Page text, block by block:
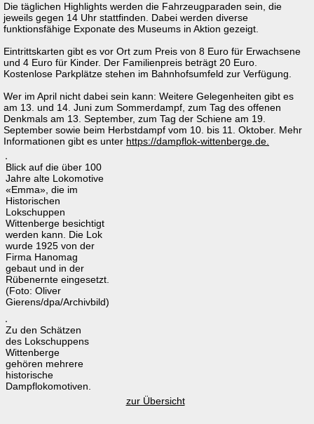
Die täglichen Highlights werden die Fahrzeugparaden sein, die
jeweils gegen 14 Uhr stattfinden. Dabei werden diverse
funktionsfähige Exponate des Museums in Aktion gezeigt.
Eintrittskarten gibt es vor Ort zum Preis von 8 Euro für Erwachsene
und 4 Euro für Kinder. Der Familienpreis beträgt 20 Euro.
Kostenlose Parkplätze stehen im Bahnhofsumfeld zur Verfügung.
Wer im April nicht dabei sein kann: Weitere Gelegenheiten gibt es
am 13. und 14. Juni zum Sommerdampf, zum Tag des offenen
Denkmals am 13. September, zum Tag der Schiene am 19.
September sowie beim Herbstdampf vom 10. bis 11. Oktober. Mehr
Informationen gibt es unter https://dampflok-wittenberge.de.
Blick auf die über 100
Jahre alte Lokomotive
«Emma», die im
Historischen
Lokschuppen
Wittenberge besichtigt
werden kann. Die Lok
wurde 1925 von der
Firma Hanomag
gebaut und in der
Rübenernte eingesetzt.
(Foto: Oliver
Gierens/dpa/Archivbild)
Zu den Schätzen
des Lokschuppens
Wittenberge
gehören mehrere
historische
Dampflokomotiven.
zur Übersicht